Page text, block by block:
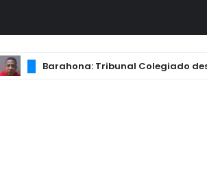
Barahona: Tribunal Colegiado